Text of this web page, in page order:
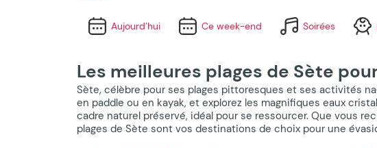
Aujourd’hui Ce week-end Soirées
Les meilleures plages de Sète
Sète, célèbre pour ses plages pittoresques et ses activités
en paddle ou en kayak, et explorez les magnifiques eaux
cadre naturel préservé, idéal pour se ressourcer. Que vous
plages de Sète sont vos destinations de choix pour une